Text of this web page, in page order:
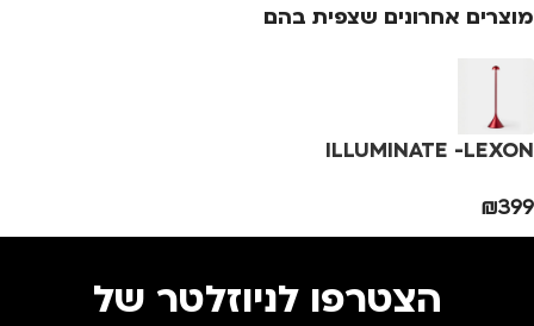
מתאים ל
מוצרים אחרונים שצפית בהם
ILLUMINATE -LEXON
₪399
הצטרפו לניוזלטר של